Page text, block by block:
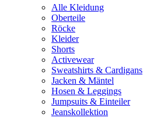
Alle Kleidung
Oberteile
Röcke
Kleider
Shorts
Activewear
Sweatshirts & Cardigans
Jacken & Mäntel
Hosen & Leggings
Jumpsuits & Einteiler
Jeanskollektion